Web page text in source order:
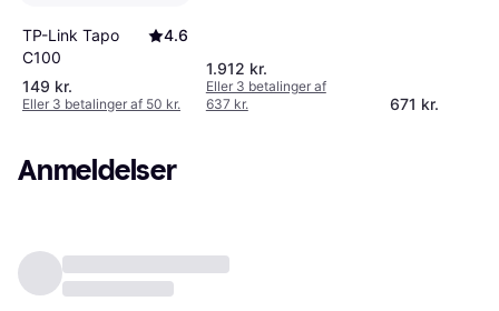
TP-Link Tapo
C100
4.6
149 kr.
Eller 3 betalinger af 50 kr.
1.912 kr.
Eller 3 betalinger af
637 kr.
671 kr.
Anmeldelser